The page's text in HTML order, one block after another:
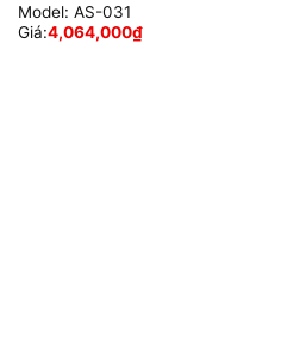
Model: AS-031
Giá:4,064,000₫